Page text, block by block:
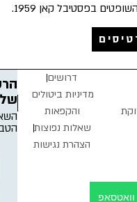
בפסטיבל קאן 1959.
דרושים
מדיניות ביטולים
והקפאות
שאלות נפוצות
הצהרת נגישות
וואטסאפ